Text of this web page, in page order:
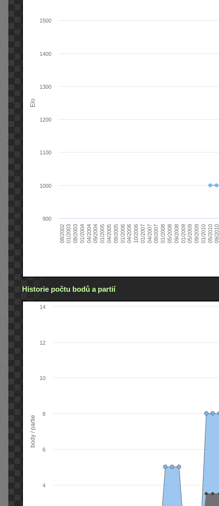
Elo
08/200201/200308/200301/200404/200409/200401/200504/200509/200501/200604/200610/200601/200704/200709/200701/200805/200809/200801/200905/200909/200901/201005/201009/
900
1000
1100
1200
1300
1400
1500
Historie počtu bodů a partií
body / partie
4
6
8
10
12
14